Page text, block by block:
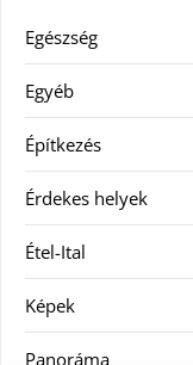
Egészség
Egyéb
Építkezés
Érdekes helyek
Étel-Ital
Képek
Panoráma